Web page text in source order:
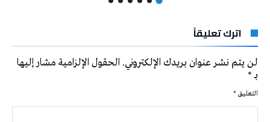
اترك تعليقاً
لن يتم نشر عنوان بريدك الإلكتروني. الحقول الإلزامية مشار إليها
بـ*
التعليق *